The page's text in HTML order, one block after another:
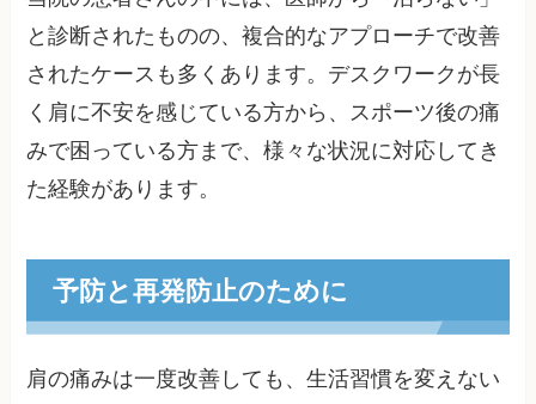
と診断されたものの、複合的なアプローチで改善
されたケースも多くあります。デスクワークが長
く肩に不安を感じている方から、スポーツ後の痛
みで困っている方まで、様々な状況に対応してき
た経験があります。
予防と再発防止のために
肩の痛みは一度改善しても、生活習慣を変えない